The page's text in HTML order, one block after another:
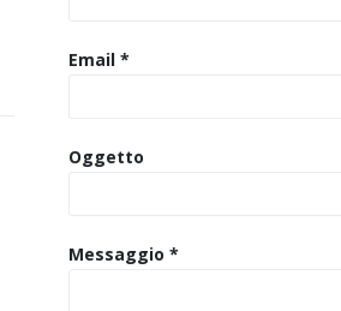
Email *
Oggetto
Messaggio *